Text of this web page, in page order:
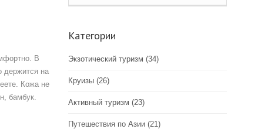
В
держится на
Кожа не
бамбук.
Категории
Экзотический туризм (34)
Круизы (26)
Активный туризм (23)
Путешествия по Азии (21)